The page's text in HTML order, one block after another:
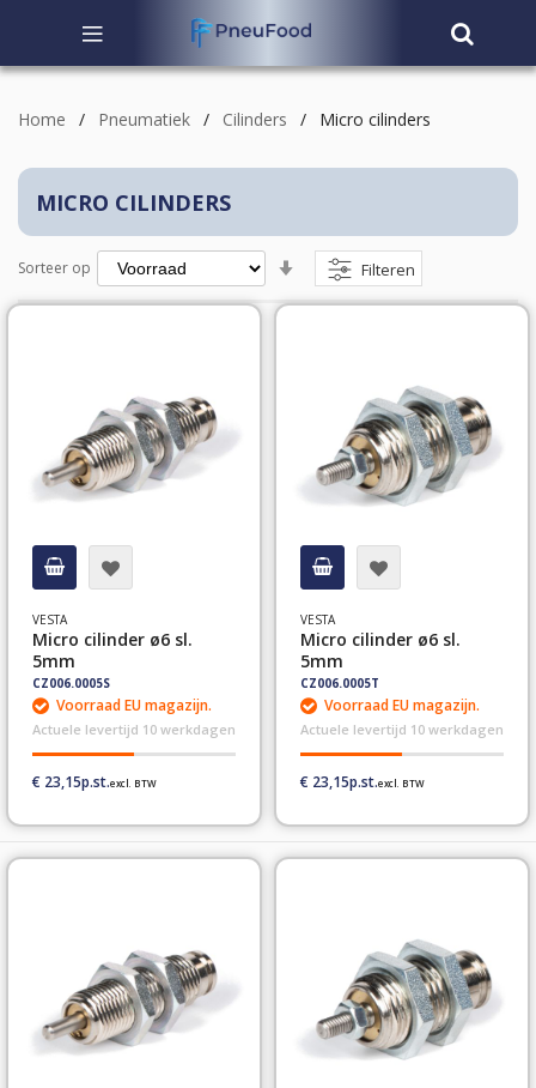
Home Pneumatiek Cilinders Micro cilinders
MICRO CILINDERS
Sorteer op
Van
laag
naar
Filteren
VESTA
Micro cilinder ø6 sl.
5mm
CZ006.0005S
Voorraad EU magazijn.
Actuele levertijd 10 werkdagen
€ 23,15
VESTA
Micro cilinder ø6 sl.
5mm
CZ006.0005T
Voorraad EU magazijn.
Actuele levertijd 10 werkdagen
€ 23,15